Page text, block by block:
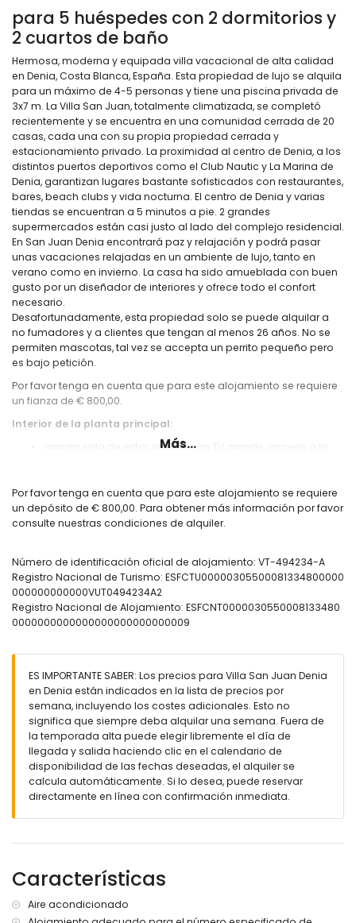
para 5 huéspedes con 2 dormitorios y
2 cuartos de baño
Hermosa, moderna y equipada villa vacacional de alta calidad
en Denia, Costa Blanca, España. Esta propiedad de lujo se alquila
para un máximo de 4-5 personas y tiene una piscina privada de
3x7 m. La Villa San Juan, totalmente climatizada, se completó
recientemente y se encuentra en una comunidad cerrada de 20
casas, cada una con su propia propiedad cerrada y
estacionamiento privado. La proximidad al centro de Denia, a los
distintos puertos deportivos como el Club Nautic y La Marina de
Denia, garantizan lugares bastante sofisticados con restaurantes,
bares, beach clubs y vida nocturna. El centro de Denia y varias
tiendas se encuentran a 5 minutos a pie. 2 grandes
supermercados están casi justo al lado del complejo residencial.
En San Juan Denia encontrará paz y relajación y podrá pasar
unas vacaciones relajadas en un ambiente de lujo, tanto en
verano como en invierno. La casa ha sido amueblada con buen
gusto por un diseñador de interiores y ofrece todo el confort
necesario.
Desafortunadamente, esta propiedad solo se puede alquilar a
no fumadores y a clientes que tengan al menos 26 años. No se
permiten mascotas, tal vez se accepta un perrito pequeño pero
es bajo petición.
Por favor tenga en cuenta que para este alojamiento se requiere
un fianza de € 800,00.
Interior de la planta principal:
amplia sala de estar abierta con TV grande, acceso a la
modernos y muy bien equipada, con Thermomix
Dormitorio con pequeña cama doble, baño
Baño privado con ducha, inodoro
una escalera interior conduce al lujoso dormitorio de
aprox. 35 m2 en suite de arriba
concepto abierto con vestidor, cama doble y asientos
cama plegable adicional para 1 niño (80x190)
balcón privado con vistas a la montaña del Montgó, al
Wc y bidé separados
Zona exterior privada de la casa:
Entrada para y plaza de parking para un coche
piscina privada 7x3 con efectos de iluminación en la
noche, agua salada
varias terrazas parcialmente cubiertas con toldos
lounge - sofá exterior
tumbonas
Jardín con gravilla y plantas mediterráneas
Extras casa San Juan
Smart TV de pantalla plana de 65 pulgadas con canales
Más...
Por favor tenga en cuenta que para este alojamiento se requiere
un depósito de € 800,00. Para obtener más información por favor
consulte nuestras condiciones de alquiler.
Número de identificación oficial de alojamiento: VT-494234-A
Registro Nacional de Turismo: ESFCTU00000305500081334800000
000000000000VUT0494234A2
Registro Nacional de Alojamiento: ESFCNT0000030550008133480
0000000000000000000000000009
ES IMPORTANTE SABER: Los precios para Villa San Juan Denia
en Denia están indicados en la lista de precios por
semana, incluyendo los costes adicionales. Esto no
significa que siempre deba alquilar una semana. Fuera de
la temporada alta puede elegir libremente el día de
llegada y salida haciendo clic en el calendario de
disponibilidad de las fechas deseadas, el alquiler se
calcula automáticamente. Si lo desea, puede reservar
directamente en línea con confirmación inmediata.
Características
Aire acondicionado